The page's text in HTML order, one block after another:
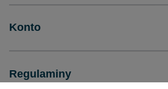
Konto
Regulaminy